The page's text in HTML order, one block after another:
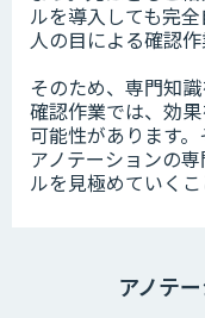
ルを導入しても完
人の目による確認作
そのため、専門知
確認作業では、効
可能性があります
アノテーションの
ルを見極めていくこ
アノテ